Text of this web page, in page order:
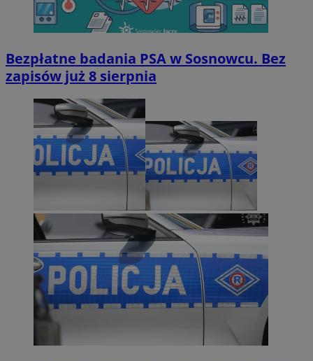
Bezpłatne badania PSA w Sosnowcu. Bez
zapisów już 8 sierpnia